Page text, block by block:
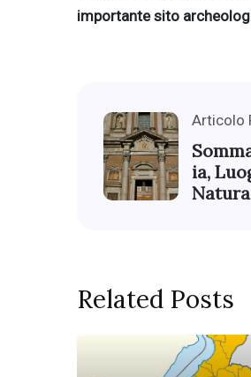
importante sito
Articolo
ia,
Related Posts